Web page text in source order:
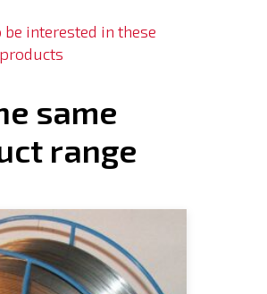
be interested in these
products
same
range